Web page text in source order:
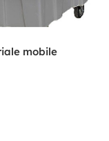
mobile